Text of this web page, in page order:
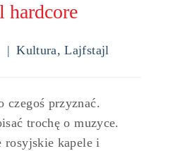
hardcore
Kultura,Lajfstajl
czegoś przyznać.
trochę o muzyce.
rosyjskie kapele i